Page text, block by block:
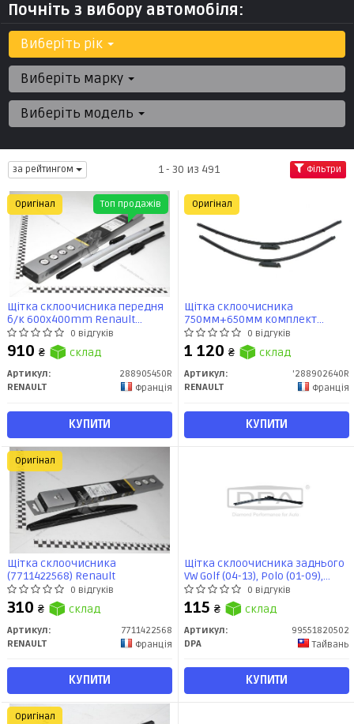
Почніть з вибору автомобіля:
Виберіть рік
Виберіть марку
Виберіть модель
за рейтингом 1 - 30 из 491 Фільтри
Щітка склоочисника передня
б/к 600x400mm Renault
Megane III 2008- (288905450R)
Renault
0 відгуків
910 ₴ склад
Артикул:
288905450R
RENAULT
Франція
КУПИТИ
Топ продажів
Оригінал
Щітка склоочисника
750мм+650мм комплект
Renault Scenic III (09-)
(288902640R) Renault
0 відгуків
1 120 ₴ склад
Артикул:
'288902640R
RENAULT
Франція
КУПИТИ
Оригінал
Щітка склоочисника
(7711422568) Renault
0 відгуків
310 ₴ склад
Артикул:
7711422568
RENAULT
Франція
КУПИТИ
Оригінал
Щітка склоочисника заднього
VW Golf (04-13), Polo (01-09),
Tiguan (07-09) (99551820502)
DPA
0 відгуків
115 ₴ склад
Артикул:
99551820502
DPA
Тайвань
КУПИТИ
Оригінал